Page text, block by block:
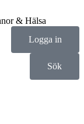
Logga in
Sök